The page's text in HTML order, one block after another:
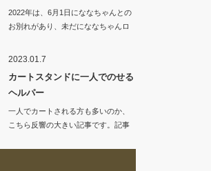
2022年は、6月1日にななちゃんとの
お別れがあり、未だにななちゃんロ
2023.01.7
カートスタンドに一人でのせる
ヘルパー
一人でカートされる方も多いのか、
こちら反響の大きい記事です。記事